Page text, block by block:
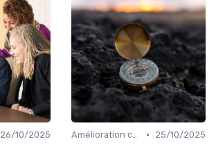
26/10/2025
Amélioration continue •
25/10/2025